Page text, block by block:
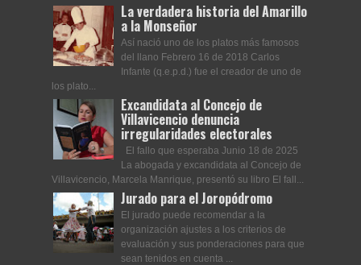
La verdadera historia del Amarillo
a la Monseñor
Así nació uno de los platos más famosos
del llano Febrero 16 de 2018 Carlos
Infante (q.e.p.d.) fue el creador de uno de
los plato...
Excandidata al Concejo de
Villavicencio denuncia
irregularidades electorales
El fallo que esperaba Junio 18 de 2025
La abogada y excandidata al Concejo de
Villavicencio, Marcela Manrique, presentó su libro El fall...
Jurado para el Joropódromo
El jurado puede recomendar a la
organización ajustes a los criterios de
evaluación y sus ponderaciones para que
sean tenidos en cuenta ...